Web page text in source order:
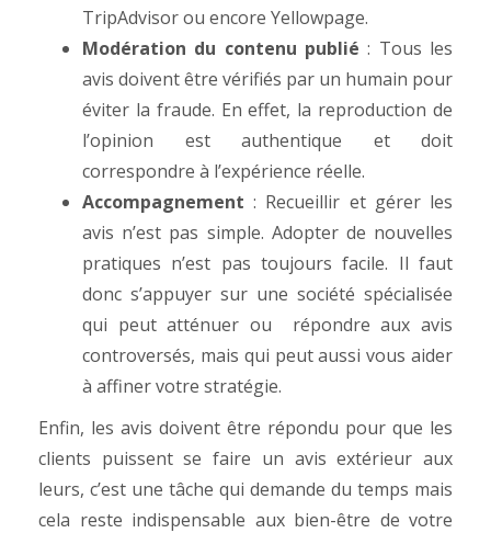
TripAdvisor ou encore Yellowpage.
Modération du contenu publié: Tous les
avis doivent être vérifiés par un humain pour
éviter la fraude. En effet, la reproduction de
l’opinion est authentique et doit
correspondre à l’expérience réelle.
Accompagnement : Recueillir et gérer les
avis n’est pas simple. Adopter de nouvelles
pratiques n’est pas toujours facile. Il faut
donc s’appuyer sur une société spécialisée
qui peut atténuer ou répondre aux avis
controversés, mais qui peut aussi vous aider
à affiner votre stratégie.
Enfin, les avis doivent être répondu pour que les
clients puissent se faire un avis extérieur aux
leurs, c’est une tâche qui demande du temps mais
cela reste indispensable aux bien-être de votre